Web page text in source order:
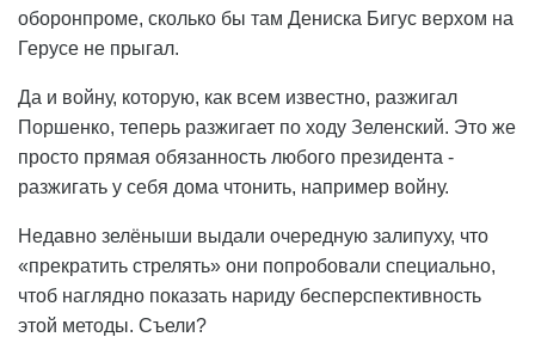
оборонпроме, сколько бы там Дениска Бигус верхом на
Герусе не прыгал.
Да и войну, которую, как всем известно, разжигал
Поршенко, теперь разжигает по ходу Зеленский. Это же
просто прямая обязанность любого президента -
разжигать у себя дома чтонить, например войну.
Недавно зелёныши выдали очередную залипуху, что
«прекратить стрелять» они попробовали специально,
чтоб наглядно показать нариду бесперспективность
этой методы. Съели?